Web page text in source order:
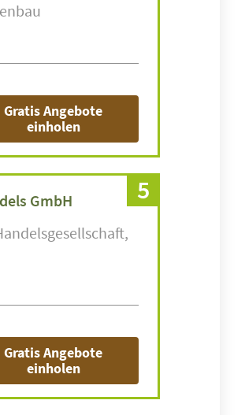
Gratis Angebote
einholen
5
GmbH
Gratis Angebote
einholen